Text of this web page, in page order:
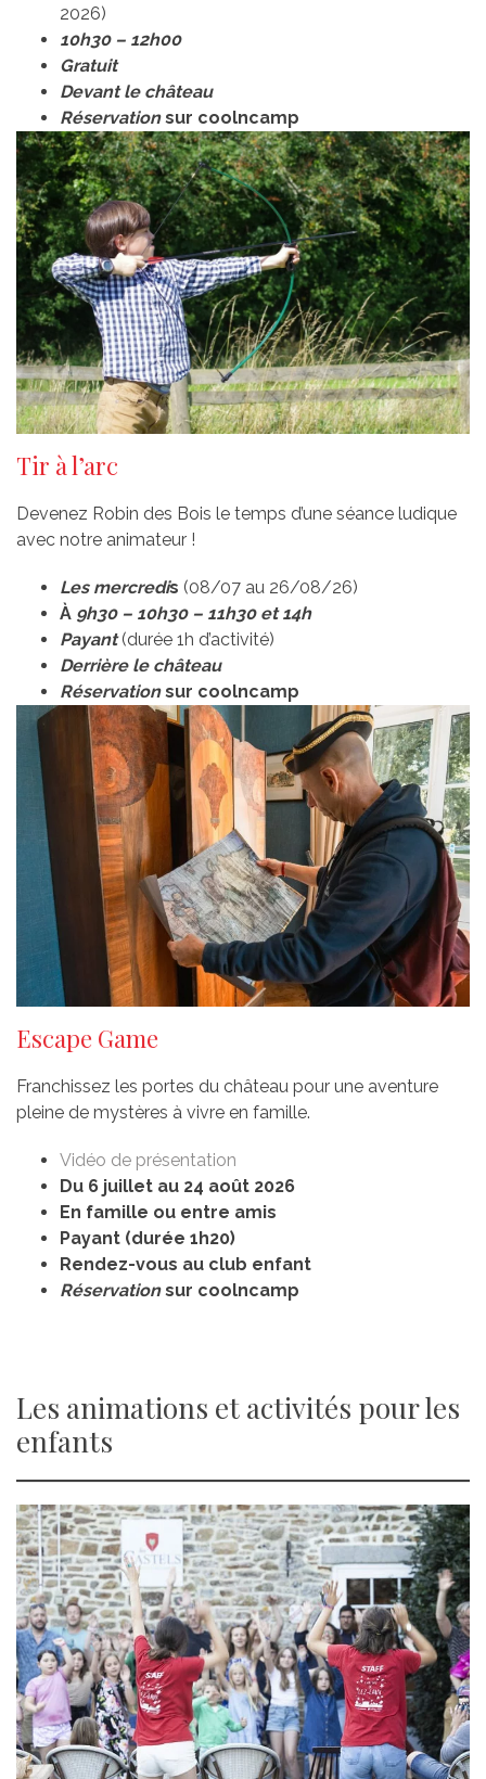
2026)
10h30 – 12h00
Gratuit
Devant le château
Réservation sur coolncamp
Tir à l’arc
Devenez Robin des Bois le temps d’une séance ludique
avec notre animateur !
Les mercredis (08/07 au 26/08/26)
À 9h30 – 10h30 – 11h30 et 14h
Payant(durée 1h d’activité)
Derrière le château
Réservation sur coolncamp
Escape Game
Franchissez les portes du château pour une aventure
pleine de mystères à vivre en famille.
Vidéo de présentation
Du 6 juillet au 24 août 2026
En famille ou entre amis
Payant (durée 1h20)
Rendez-vous au club enfant
Réservation sur coolncamp
Les animations et activités pour les
enfants